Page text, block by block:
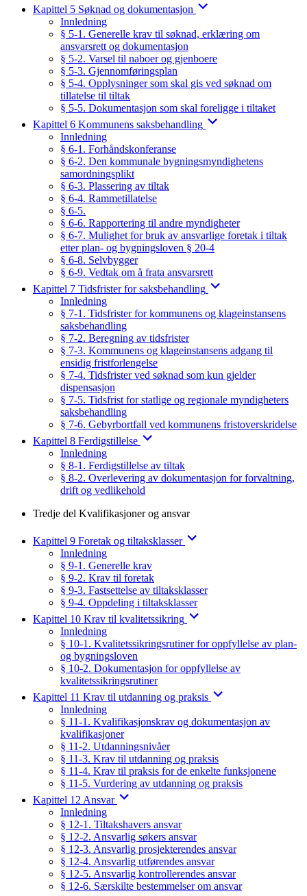
Kapittel 5 Søknad og dokumentasjon
Innledning
§ 5-1. Generelle krav til søknad, erklæring om
ansvarsrett og dokumentasjon
§ 5-2. Varsel til naboer og gjenboere
§ 5-3. Gjennomføringsplan
§ 5-4. Opplysninger som skal gis ved søknad om
tillatelse til tiltak
§ 5-5. Dokumentasjon som skal foreligge i tiltaket
Kapittel 6 Kommunens saksbehandling
Innledning
§ 6-1. Forhåndskonferanse
§ 6-2. Den kommunale bygningsmyndighetens
samordningsplikt
§ 6-3. Plassering av tiltak
§ 6-4. Rammetillatelse
§ 6-5.
§ 6-6. Rapportering til andre myndigheter
§ 6-7. Mulighet for bruk av ansvarlige foretak i tiltak
etter plan- og bygningsloven § 20-4
§ 6-8. Selvbygger
§ 6-9. Vedtak om å frata ansvarsrett
Kapittel 7 Tidsfrister for saksbehandling
Innledning
§ 7-1. Tidsfrister for kommunens og klageinstansens
saksbehandling
§ 7-2. Beregning av tidsfrister
§ 7-3. Kommunens og klageinstansens adgang til
ensidig fristforlengelse
§ 7-4. Tidsfrister ved søknad som kun gjelder
dispensasjon
§ 7-5. Tidsfrist for statlige og regionale myndigheters
saksbehandling
§ 7-6. Gebyrbortfall ved kommunens fristoverskridelse
Kapittel 8 Ferdigstillelse
Innledning
§ 8-1. Ferdigstillelse av tiltak
§ 8-2. Overlevering av dokumentasjon for forvaltning,
drift og vedlikehold
Tredje del Kvalifikasjoner og ansvar
Kapittel 9 Foretak og tiltaksklasser
Innledning
§ 9-1. Generelle krav
§ 9-2. Krav til foretak
§ 9-3. Fastsettelse av tiltaksklasser
§ 9-4. Oppdeling i tiltaksklasser
Kapittel 10 Krav til kvalitetssikring
Innledning
§ 10-1. Kvalitetssikringsrutiner for oppfyllelse av plan-
og bygningsloven
§ 10-2. Dokumentasjon for oppfyllelse av
kvalitetssikringsrutiner
Kapittel 11 Krav til utdanning og praksis
Innledning
§ 11-1. Kvalifikasjonskrav og dokumentasjon av
kvalifikasjoner
§ 11-2. Utdanningsnivåer
§ 11-3. Krav til utdanning og praksis
§ 11-4. Krav til praksis for de enkelte funksjonene
§ 11-5. Vurdering av utdanning og praksis
Kapittel 12 Ansvar
Innledning
§ 12-1. Tiltakshavers ansvar
§ 12-2. Ansvarlig søkers ansvar
§ 12-3. Ansvarlig prosjekterendes ansvar
§ 12-4. Ansvarlig utførendes ansvar
§ 12-5. Ansvarlig kontrollerendes ansvar
§ 12-6. Særskilte bestemmelser om ansvar